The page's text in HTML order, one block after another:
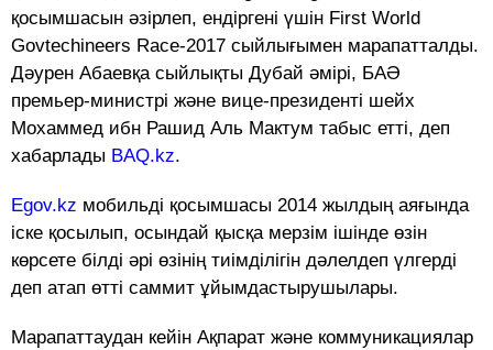
қосымшасын әзірлеп, ендіргені үшін First World
Govtechineers Race-2017 сыйлығымен марапатталды.
Дәурен Абаевқа сыйлықты Дубай әмірі, БАӘ
премьер-министрі және вице-президенті шейх
Мохаммед ибн Рашид Аль Мактум табыс етті, деп
хабарлады BAQ.kz.
Egov.kz мобильді қосымшасы 2014 жылдың аяғында
іске қосылып, осындай қысқа мерзім ішінде өзін
көрсете білді әрі өзінің тиімділігін дәлелдеп үлгерді
деп атап өтті саммит ұйымдастырушылары.
Марапаттаудан кейін Ақпарат және коммуникациялар